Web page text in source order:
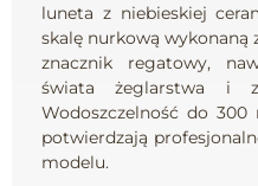
luneta z niebieskiej
skalę nurkową wykonaną
znacznik regatowy,
świata żeglarstwa i
Wodoszczelność do
potwierdzają
modelu.